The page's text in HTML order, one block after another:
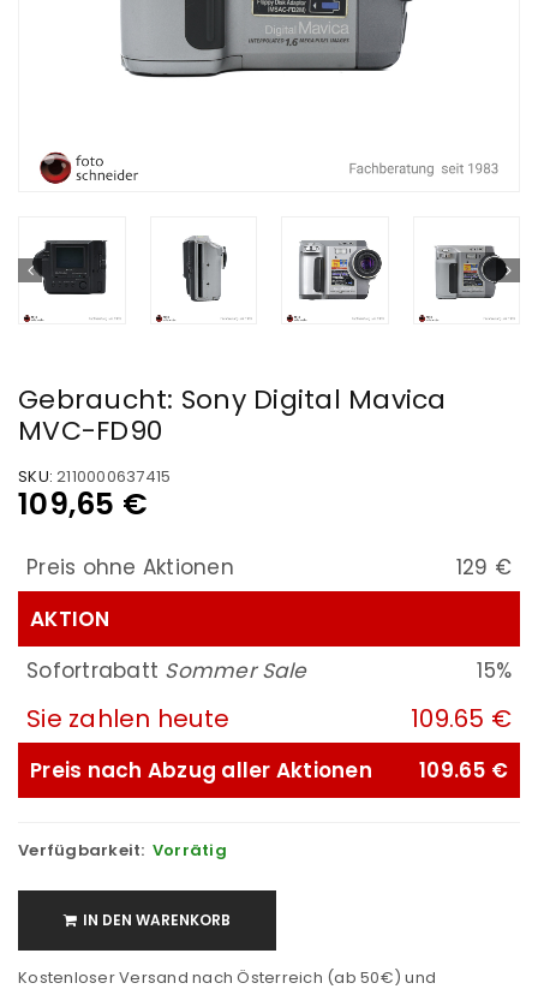
Gebraucht: Sony Digital Mavica
MVC-FD90
SKU: 2110000637415
109,65 €
Preis ohne Aktionen
129 €
AKTION
Sofortrabatt Sommer Sale 15%
Sie zahlen heute 109.65 €
Preis nach Abzug aller Aktionen 109.65 €
Verfügbarkeit: Vorrätig
IN DEN WARENKORB
Kostenloser Versand nach Österreich (ab 50€) und